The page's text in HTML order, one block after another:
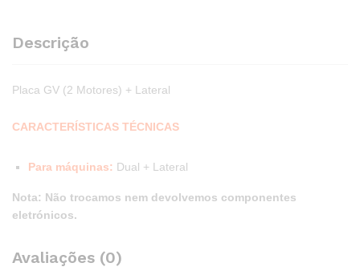
Descrição
Placa GV (2 Motores) + Lateral
CARACTERÍSTICAS TÉCNICAS
Para máquinas: Dual + Lateral
Nota: Não trocamos nem devolvemos componentes
eletrónicos.
Avaliações (0)